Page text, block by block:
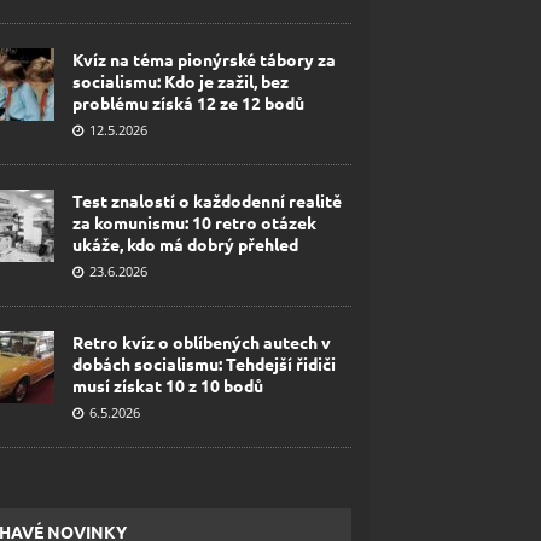
Kvíz na téma pionýrské tábory za
socialismu: Kdo je zažil, bez
problému získá 12 ze 12 bodů
12.5.2026
Test znalostí o každodenní realitě
za komunismu: 10 retro otázek
ukáže, kdo má dobrý přehled
23.6.2026
Retro kvíz o oblíbených autech v
dobách socialismu: Tehdejší řidiči
musí získat 10 z 10 bodů
6.5.2026
NOVINKY